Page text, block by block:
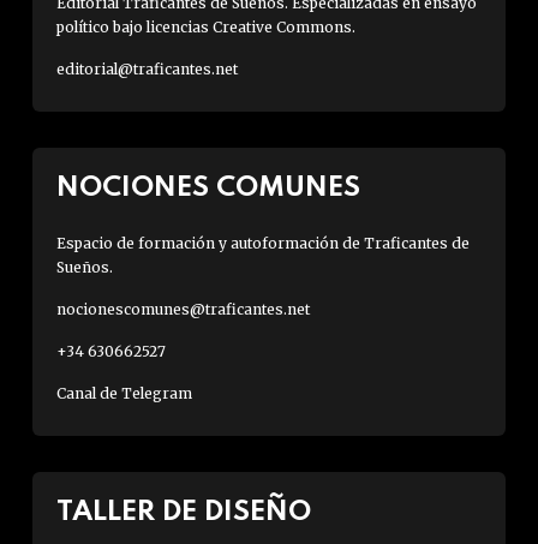
político bajo licencias Creative Commons.
editorial@traficantes.net
NOCIONES COMUNES
Espacio de formación y autoformación de Traficantes de
Sueños.
nocionescomunes@traficantes.net
+34 630662527
Canal de Telegram
TALLER DE DISEÑO